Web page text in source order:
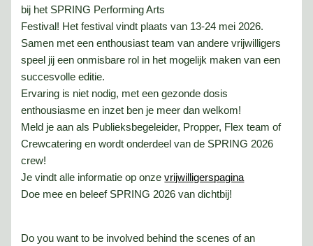
bij het SPRING Performing Arts
Festival! Het festival vindt plaats van 13-24 mei 2026.
Samen met een enthousiast team van andere vrijwilligers
speel jij een onmisbare rol in het mogelijk maken van een
succesvolle editie.
Ervaring is niet nodig, met een gezonde dosis
enthousiasme en inzet ben je meer dan welkom!
Meld je aan als Publieksbegeleider, Propper, Flex team of
Crewcatering en wordt onderdeel van de SPRING 2026
crew!
Je vindt alle informatie op onzevrijwilligerspagina
Doe mee en beleef SPRING 2026 van dichtbij!
Do you want to be involved behind the scenes of an